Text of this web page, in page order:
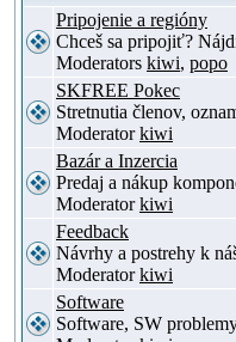
Pripojenie a regióny
Chceš sa pripojiť?
Moderators kiwi, popo
SKFREE Pokec
Stretnutia členov,
Moderatorkiwi
Bazár a Inzercia
Predaj a nákup
Moderatorkiwi
Feedback
Návrhy a postrehy k
Moderatorkiwi
Software
Software, SW